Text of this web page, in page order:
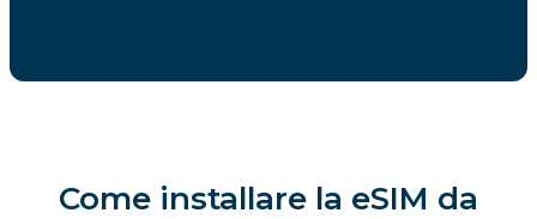
Come installare la eSIM da